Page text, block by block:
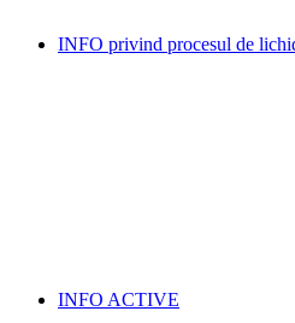
INFO privind procesul de
INFO ACTIVE